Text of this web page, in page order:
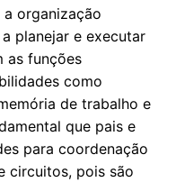
a organização
planejar e executar
as funções
como
de trabalho e
que pais e
para coordenação
circuitos, pois são